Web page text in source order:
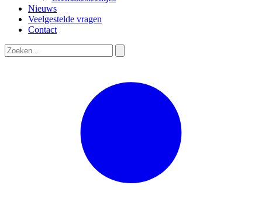
Nieuws
Veelgestelde vragen
Contact